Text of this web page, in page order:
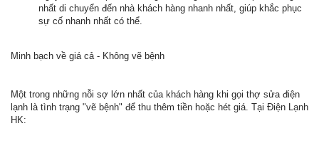
nhất di chuyển đến nhà khách hàng nhanh nhất, giúp khắc phục
sự cố nhanh nhất có thể.
Minh bạch về giá cả - Không vẽ bệnh
Một trong những nỗi sợ lớn nhất của khách hàng khi gọi thợ sửa điện
lạnh là tình trạng "vẽ bệnh" để thu thêm tiền hoặc hét giá. Tại Điện Lạnh
HK: